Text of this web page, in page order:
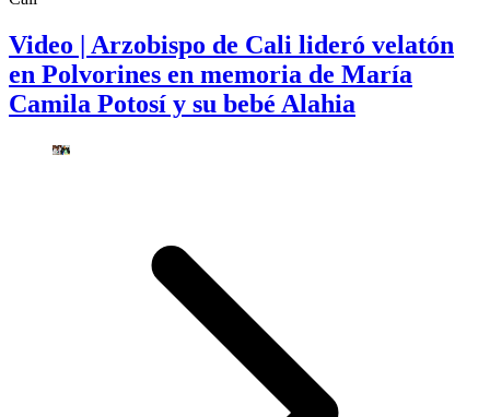
Video | Arzobispo de Cali lideró velatón
en Polvorines en memoria de María
Camila Potosí y su bebé Alahia